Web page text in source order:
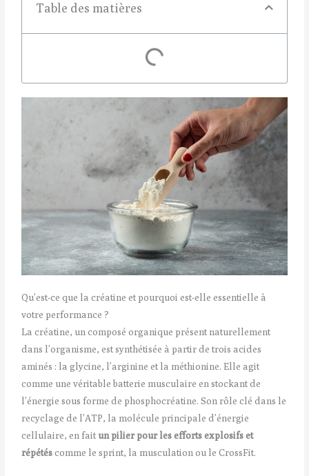
Table des matières
Qu’est-ce que la créatine et pourquoi est-elle essentielle à
votre performance ?
La créatine, un composé organique présent naturellement
dans l’organisme, est synthétisée à partir de trois acides
aminés : la glycine, l’arginine et la méthionine. Elle agit
comme une véritable batterie musculaire en stockant de
l’énergie sous forme de phosphocréatine. Son rôle clé dans le
recyclage de l’ATP, la molécule principale d’énergie
cellulaire, en faitun pilier pour les efforts explosifs et
répétéscomme le sprint, la musculation ou le CrossFit.